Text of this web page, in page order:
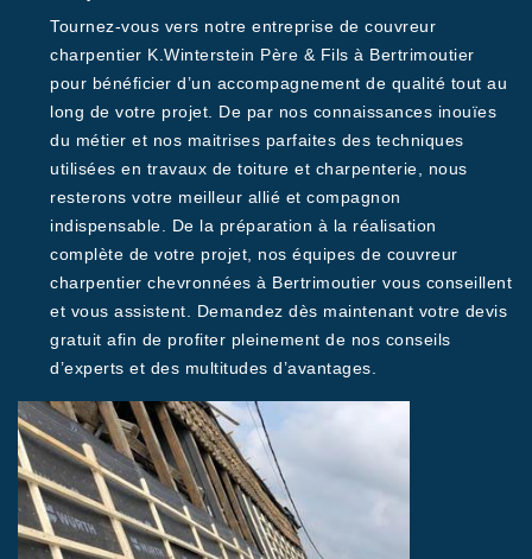
Tournez-vous vers notre entreprise de couvreur
charpentier K.Winterstein Père & Fils à Bertrimoutier
pour bénéficier d’un accompagnement de qualité tout au
long de votre projet. De par nos connaissances inouïes
du métier et nos maitrises parfaites des techniques
utilisées en travaux de toiture et charpenterie, nous
resterons votre meilleur allié et compagnon
indispensable. De la préparation à la réalisation
complète de votre projet, nos équipes de couvreur
charpentier chevronnées à Bertrimoutier vous conseillent
et vous assistent. Demandez dès maintenant votre devis
gratuit afin de profiter pleinement de nos conseils
d’experts et des multitudes d’avantages.